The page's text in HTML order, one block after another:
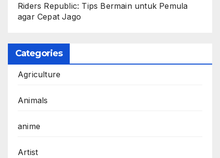
Riders Republic: Tips Bermain untuk Pemula
agar Cepat Jago
Categories
Agriculture
Animals
anime
Artist